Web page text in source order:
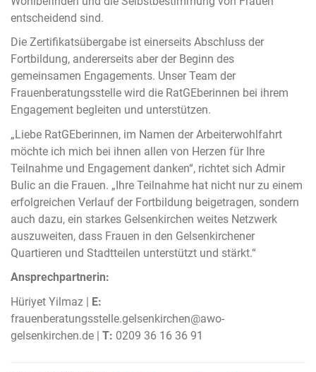
entscheidend sind.
Die Zertifikatsübergabe ist einerseits Abschluss der
Fortbildung, andererseits aber der Beginn des
gemeinsamen Engagements. Unser Team der
Frauenberatungsstelle wird die RatGEberinnen bei ihrem
Engagement begleiten und unterstützen.
„Liebe RatGEberinnen, im Namen der Arbeiterwohlfahrt
möchte ich mich bei ihnen allen von Herzen für Ihre
Teilnahme und Engagement danken“, richtet sich Admir
Bulic an die Frauen. „Ihre Teilnahme hat nicht nur zu einem
erfolgreichen Verlauf der Fortbildung beigetragen, sondern
auch dazu, ein starkes Gelsenkirchen weites Netzwerk
auszuweiten, dass Frauen in den Gelsenkirchener
Quartieren und Stadtteilen unterstützt und stärkt.“
Ansprechpartnerin:
Hüriyet Yilmaz | E:
frauenberatungsstelle.gelsenkirchen@awo-
gelsenkirchen.de | T: 0209 36 16 36 91